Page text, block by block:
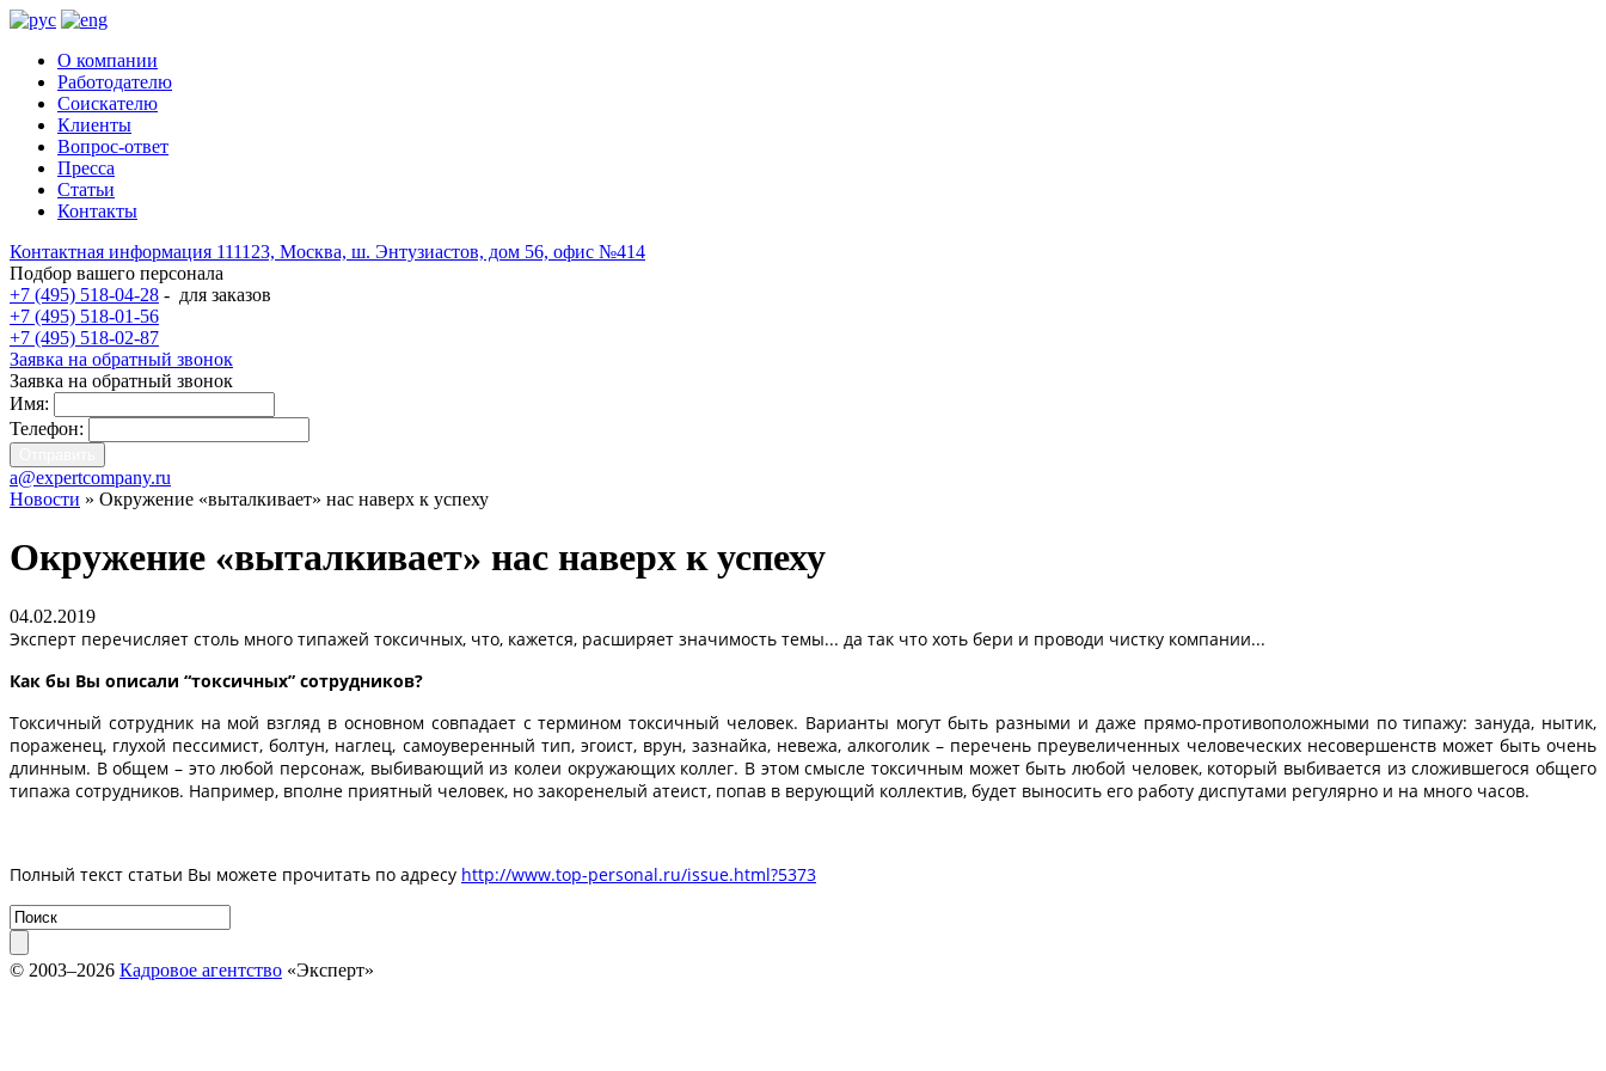
О компании
Работодателю
Соискателю
Клиенты
Вопрос-ответ
Пресса
Статьи
Контакты
Контактная информация 111123, Москва, ш. Энтузиастов, дом 56, офис №414
Подбор вашего персонала
+7 (495) 518-04-28 - для заказов
+7 (495) 518-01-56
+7 (495) 518-02-87
Заявка на обратный звонок
Заявка на обратный звонок
Имя:
Телефон:
a@expertcompany.ru
Новости » Окружение «выталкивает» нас наверх к успеху
Окружение «выталкивает» нас наверх к успеху
04.02.2019
Эксперт перечисляет столь много типажей токсичных, что, кажется, расширяет значимость темы... да так что хоть бери и проводи чистку компании...
Как бы Вы описали “токсичных” сотрудников?
Токсичный сотрудник на мой взгляд в основном совпадает с термином токсичный человек. Варианты могут быть разными и даже прямо-противоположными по типажу: зануда, нытик,
пораженец, глухой пессимист, болтун, наглец, самоуверенный тип, эгоист, врун, зазнайка, невежа, алкоголик – перечень преувеличенных человеческих несовершенств может быть очень
длинным. В общем – это любой персонаж, выбивающий из колеи окружающих коллег. В этом смысле токсичным может быть любой человек, который выбивается из сложившегося общего
типажа сотрудников. Например, вполне приятный человек, но закоренелый атеист, попав в верующий коллектив, будет выносить его работу диспутами регулярно и на много часов.
Полный текст статьи Вы можете прочитать по адресу http://www.top-personal.ru/issue.html?5373
© 2003–2026 Кадровое агентство «Эксперт»